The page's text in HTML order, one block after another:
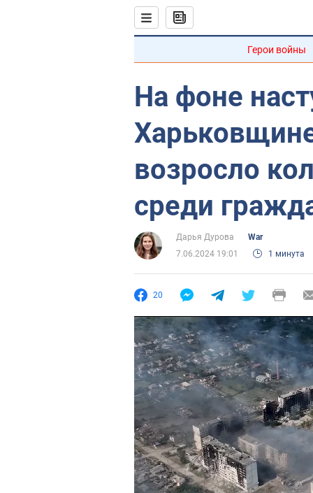
Герои войны
На фоне
возросло
среди
Дарья Дурова
War
7.06.2024 19:01
1 минута
20